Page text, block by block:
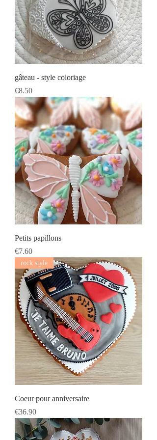
gâteau - style coloriage
Prix
€8.50
Petits papillons
Prix
€7.60
rock style
Coeur pour anniversaire
Prix
€36.90